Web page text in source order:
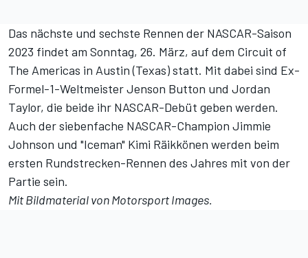
Das nächste und sechste Rennen der NASCAR-Saison
2023 findet am Sonntag, 26. März, auf dem Circuit of
The Americas in Austin (Texas) statt. Mit dabei sind Ex-
Formel-1-Weltmeister Jenson Button und Jordan
Taylor, die beide ihr NASCAR-Debüt geben werden.
Auch der siebenfache NASCAR-Champion Jimmie
Johnson und "Iceman" Kimi Räikkönen werden beim
ersten Rundstrecken-Rennen des Jahres mit von der
Partie sein.
Mit Bildmaterial vonMotorsport Images.